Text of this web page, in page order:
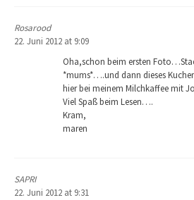
Rosarood
22. Juni 2012 at 9:09
Oha,schon beim ersten
*mums*….und dann dieses
hier bei meinem Milchkaffee mit
Viel Spaß beim Lesen….
Kram,
maren
SAPRI
22. Juni 2012 at 9:31